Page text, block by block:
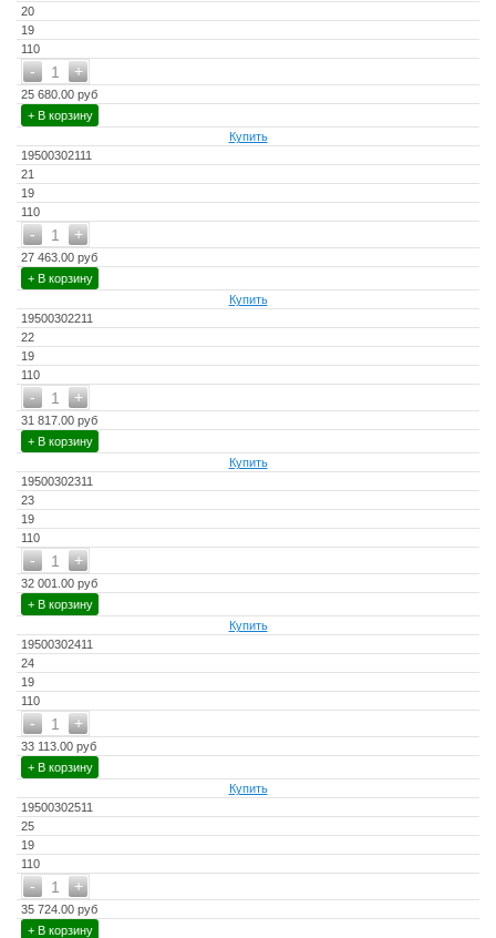
20
19
110
+
- 1
25 680.00 руб
+ В корзину
Купить
19500302111
21
19
110
+
- 1
27 463.00 руб
+ В корзину
Купить
19500302211
22
19
110
+
- 1
31 817.00 руб
+ В корзину
Купить
19500302311
23
19
110
+
- 1
32 001.00 руб
+ В корзину
Купить
19500302411
24
19
110
+
- 1
33 113.00 руб
+ В корзину
Купить
19500302511
25
19
110
+
- 1
35 724.00 руб
+ В корзину